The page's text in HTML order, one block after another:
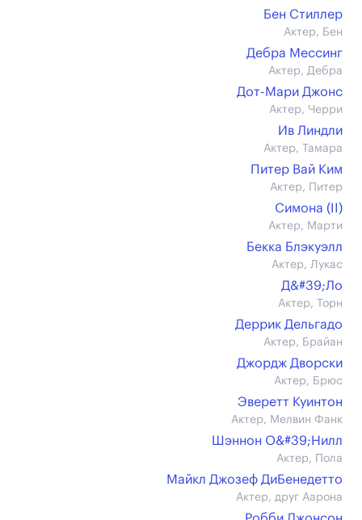
Бен Стиллер
Актер, Бен
Дебра Мессинг
Актер, Дебра
Дот-Мари Джонс
Актер, Черри
Ив Линдли
Актер, Тамара
Питер Вай Ким
Актер, Питер
Симона (II)
Актер, Марти
Бекка Блэкуэлл
Актер, Лукас
Д&#39;Ло
Актер, Торн
Деррик Дельгадо
Актер, Брайан
Джордж Дворски
Актер, Брюс
Эверетт Куинтон
Актер, Мелвин Фанк
Шэннон О&#39;Нилл
Актер, Пола
Майкл Джозеф ДиБенедетто
Актер, друг Аарона